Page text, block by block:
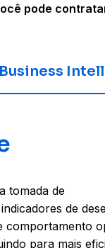
pode
Business
tomada de
de
comportamento
para mais